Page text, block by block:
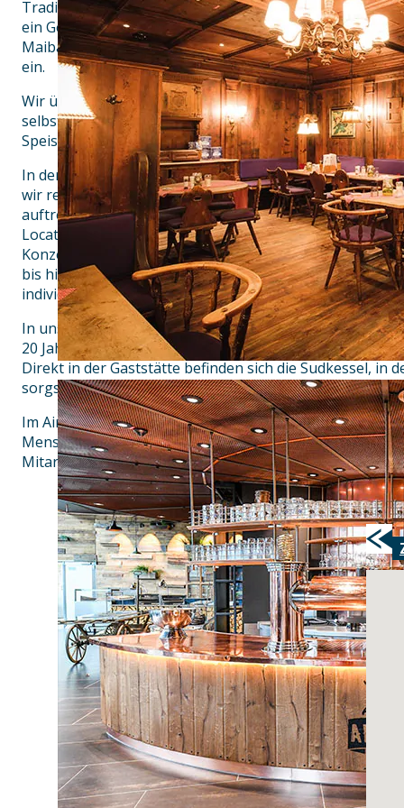
Tradition mit internationalem Flair und vermitteln mit
ein Gefühl von Heimat. Dazu lädt Europas größter
Maibaum und rundem Wassertisch bei Sonnenschein
ein.
Wir übernehmen Verantwortung für unsere Region
selbstgebraute Airbräu-Bier und nahezu alle Produkte
Speisenangebot bei lokalen Partnern ein.
In der Airbräu Tenne – unserer Eventlocation für bis zu
wir regelmäßig Events, bei denen bekannte Bands,
auftreten. Auch für Privatveranstaltungen wie
Location dank variabler Trennwände Platz für bis zu
Konzept bietet für jeden Gaumen etwas: Von
bis hin zu Buffetvariationen – je nach Anlass stellt das
individuelles Angebot für jeden Kunden zusammen.
In unserer Hausbrauerei, der ersten
20 Jahren schmackhafte Biere mit viel Liebe und streng
Direkt in der Gaststätte befinden sich die Sudkessel, in
sorgsam ausgewählte Zutaten verarbeitet werden.
Im Airbräu haben wir in den vergangenen 20 Jahren
Menschen offensteht und an dem wir gemeinsam mit
Mitarbeitern kulturelle Vielfalt leben.